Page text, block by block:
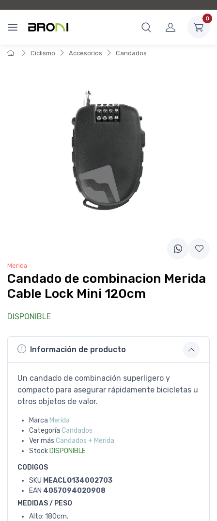
0
Ciclismo Accesorios Candados
Merida
Candado de combinacion Merida
Cable Lock Mini 120cm
DISPONIBLE
Información de producto
Un candado de combinación superligero y
compacto para asegurar rápidamente bicicletas u
otros objetos de valor.
Marca Merida
Categoría Candados
Ver más Candados + Merida
Stock DISPONIBLE
CODIGOS
SKU MEACLO134002703
EAN 4057094020908
MEDIDAS / PESO
Alto: 180cm.